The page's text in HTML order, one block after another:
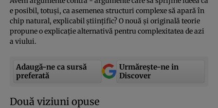
e posibil, totuşi, ca asemenea structuri complexe să apară în
chip natural, explicabil ştiinţific? O nouă şi originală teorie
propune o explicaţie alternativă pentru complexitatea de azi
a viului.
Adaugă-ne ca sursă
preferată
Urmărește-ne in
Discover
Două viziuni opuse